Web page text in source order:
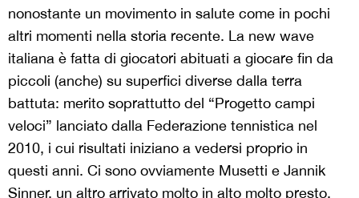
nonostante un movimento in salute come in pochi
altri momenti nella storia recente. La new wave
italiana è fatta di giocatori abituati a giocare fin da
piccoli (anche) su superfici diverse dalla terra
battuta: merito soprattutto del “Progetto campi
veloci” lanciato dalla Federazione tennistica nel
2010, i cui risultati iniziano a vedersi proprio in
questi anni. Ci sono ovviamente Musetti e Jannik
Sinner, un altro arrivato molto in alto molto presto,